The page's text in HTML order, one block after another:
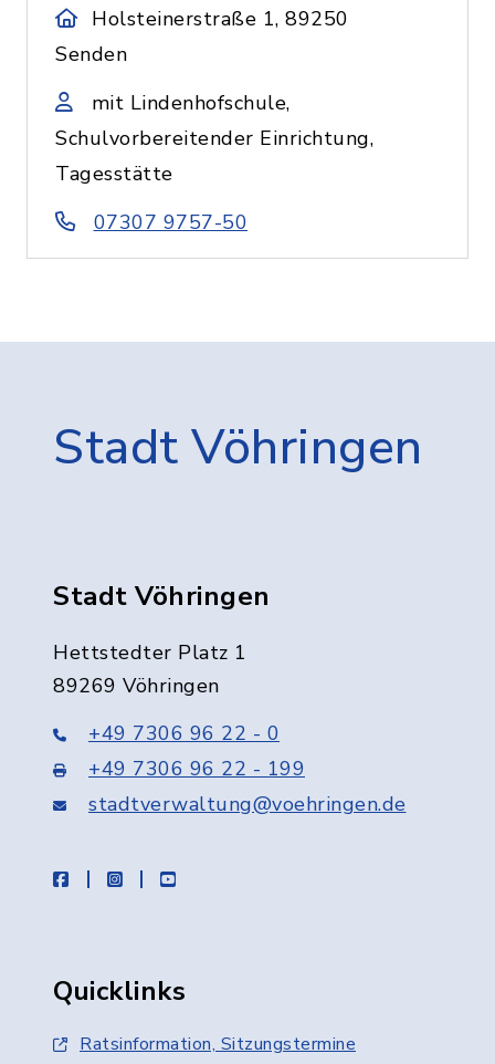
Holsteinerstraße 1, 89250
Senden
mit Lindenhofschule,
Schulvorbereitender Einrichtung,
Tagesstätte
07307 9757-50
Stadt Vöhringen
Stadt Vöhringen
Hettstedter Platz 1
89269 Vöhringen
+49 7306 96 22 - 0
+49 7306 96 22 - 199
stadtverwaltung@voehringen.de
facebookinstagramyoutube
Quicklinks
Ratsinformation, Sitzungstermine